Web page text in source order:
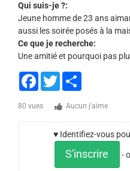
Qui suis-je ?:
Jeune homme de 23 ans
aussi les soirée posés à la
Ce que je recherche:
Une amitié et pourquoi pas
Facebook
Twitter
80 vues Aucun j'aime
♥ Identifiez-vous
S'inscrire -